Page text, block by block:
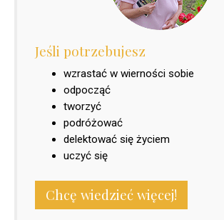
Jeśli potrzebujesz
wzrastać w wierności sobie
odpocząć
tworzyć
podróżować
delektować się życiem
uczyć się
Chcę wiedzieć więcej!